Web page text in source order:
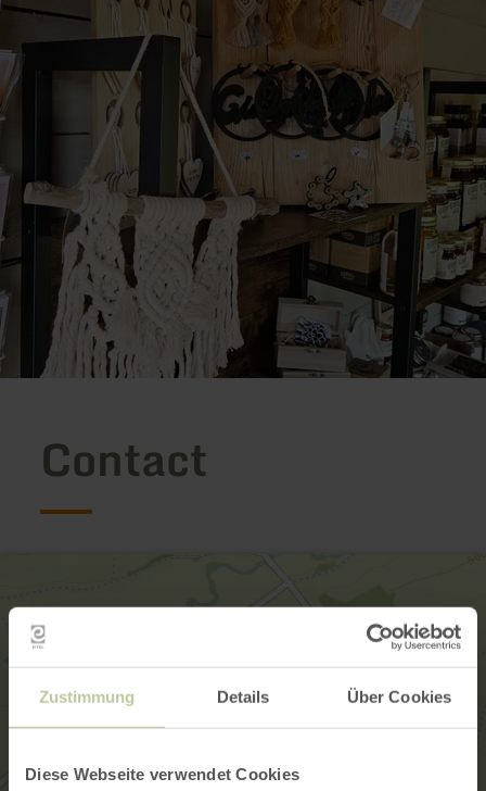
Zustimmung Details Über Cookies
Diese Webseite verwendet Cookies
Contact